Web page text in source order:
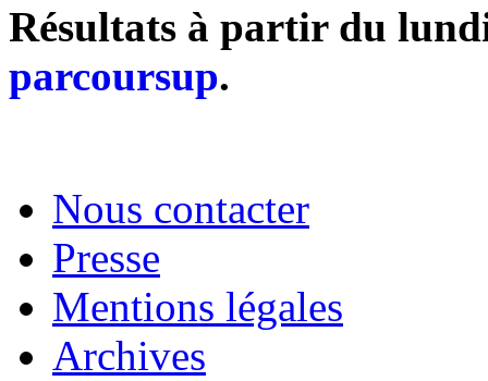
Résultats à partir du
parcoursup.
Nous contacter
Presse
Mentions légales
Archives